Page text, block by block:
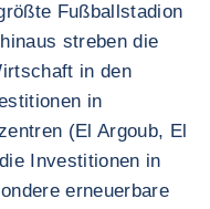
Fußballstadion
streben die
in den
in
(El Argoub, El
Investitionen in
erneuerbare